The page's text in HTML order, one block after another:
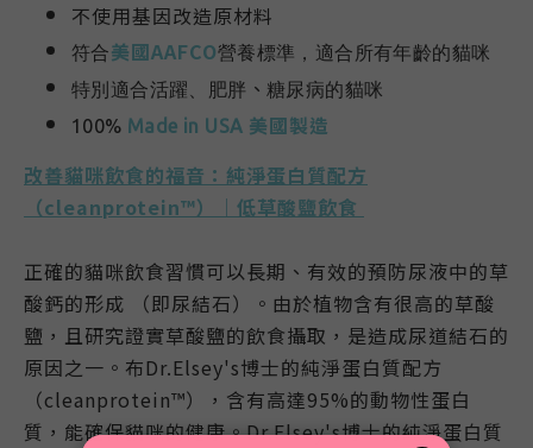
不使用基因改造原材料
符合美國AAFCO營養標準，適合所有年齡的貓咪
特別適合活躍、肥胖 、糖尿病的貓咪
100% Made in USA 美國製造
改善貓咪飲食的福音：純淨蛋白質配方
（cleanprotein™）｜低草酸鹽飲食
正確的貓咪飲食習慣可以長期、有效的預防尿液中的草
酸鈣的形成 （即尿結石）。由於植物含有很高的草酸
鹽，且研究證實草酸鹽的飲食攝取，是造成尿道結石的
原因之一。布Dr.Elsey's博士的純淨蛋白質配方
（cleanprotein™），含有高達95%的動物性蛋白
質，能確保貓咪的健康。Dr.Elsey's博士的純淨蛋白質